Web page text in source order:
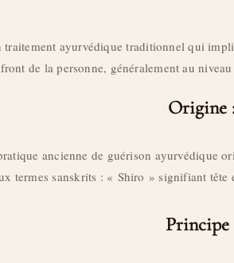
traitement ayurvédique traditionnel qui
de la personne, généralement au
Origine
ancienne de guérison ayurvédique
termes sanskrits : « Shiro » signifiant
Principe